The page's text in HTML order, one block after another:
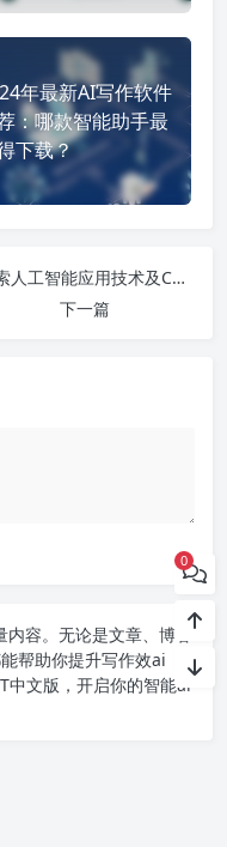
年最新AI写作软件
：哪款智能助手最
下载？
探索人工智能应用技术及ChatGPT4.0的未来：就业方向与实用指南
下一篇
容。无论是文章、博客
帮助你提升写作效ai
中文版 ，开启你的智能ai
0